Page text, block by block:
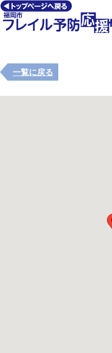
一覧に戻る